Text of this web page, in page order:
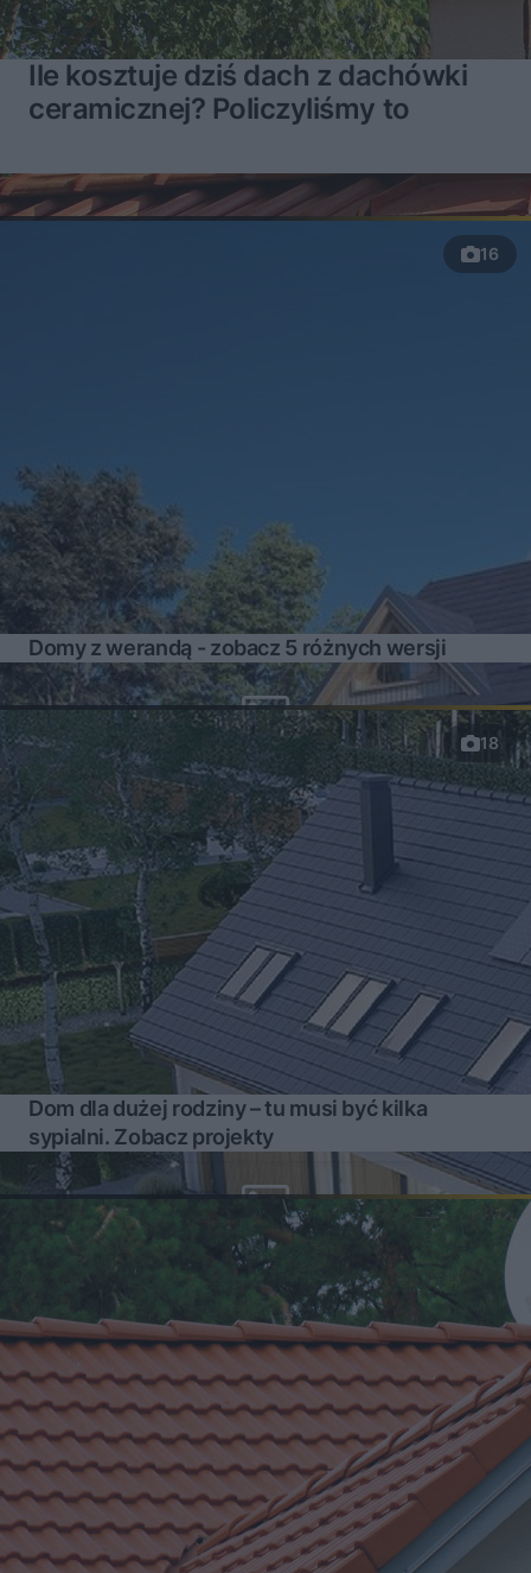
Ile kosztuje dziś dach z dachówki
ceramicznej? Policzyliśmy to
16
Domy z werandą - zobacz 5 różnych wersji
18
Dom dla dużej rodziny – tu musi być kilka
sypialni. Zobacz projekty